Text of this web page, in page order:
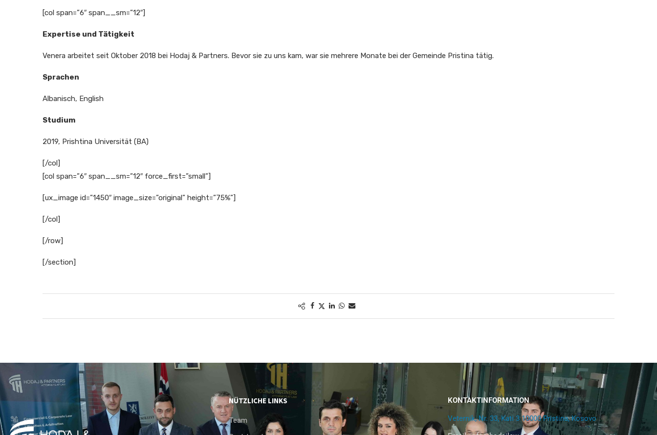
[col span=”6″ span__sm=”12″]
Expertise und Tätigkeit
Venera arbeitet seit Oktober 2018 bei Hodaj & Partners. Bevor sie zu uns kam, war sie mehrere Monate bei der Gemeinde Pristina tätig.
Sprachen
Albanisch, English
Studium
2019, Prishtina Universität (BA)
[/col]
[col span=”6″ span__sm=”12″ force_first=”small”]
[ux_image id=”1450″ image_size=”original” height=”75%”]
[/col]
[/row]
[/section]
NÜTZLICHE LINKS
Team
KONTAKTINFORMATION
Veternik, Nr. 33, Kati 3 10000 Pristina, Kosovo